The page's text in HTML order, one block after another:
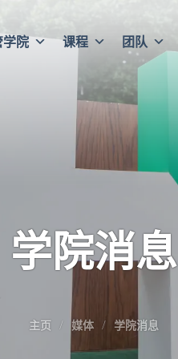
学院 课程 团队
学院消息
主页 媒体 学院消息